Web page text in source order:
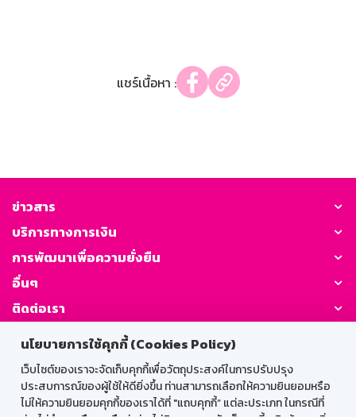
นโยบายการใช้คุกกี้ (Cookies Policy)
เว็บไซต์ของเราจะจัดเก็บคุกกี้เพื่อวัตถุประสงค์ในการปรับปรุง
ประสบการณ์ของผู้ใช้ให้ดียิ่งขึ้น ท่านสามารถเลือกให้ความยินยอมหรือ
ไม่ให้ความยินยอมคุกกี้ของเราได้ที่ "แถบคุกกี้” แต่ละประเภท ในกรณีที่
แชร์เนื้อหา :
ข่าวสาร
บริการทางการเงิน
การพัฒนาเพื่อความยั่งยืน
อื่นๆ
ติดต่อเรา
GSB Society: